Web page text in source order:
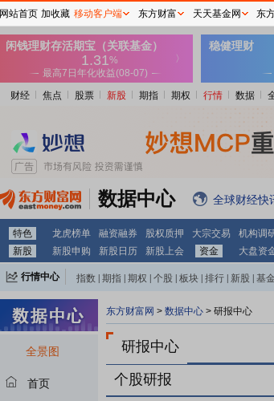
财经 焦点 股票 新股 期指 期权 行情 数据
数据中心 全球财经快
特色 龙虎榜单 融资融券 股权质押 大宗交易 机构调
新股
新股申购 新股日历 新股上会 资金 大盘资
行情中心 指数 期指 期权 个股 板块 排行 新股 基金
全景图
首页
东方财富网 > 数据中心 > 研报中心
研报中心
个股研报
网站首页 加收藏 移动客户端 东方财富 天天基金网 东